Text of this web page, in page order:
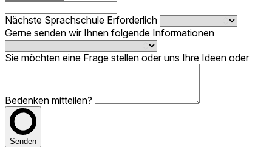
Nächste Sprachschule Erforderlich
Gerne senden wir Ihnen folgende Informationen
Sie möchten eine Frage stellen oder uns Ihre Ideen oder
Bedenken mitteilen?
Senden